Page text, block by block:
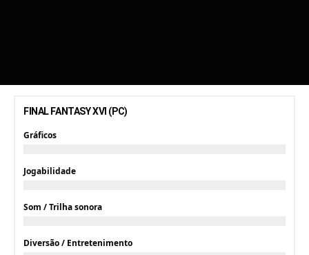
FINAL FANTASY XVI (PC)
Gráficos
Jogabilidade
Som / Trilha sonora
Diversão / Entretenimento